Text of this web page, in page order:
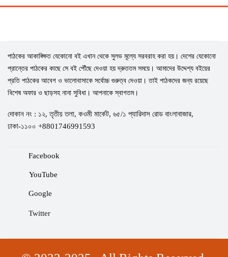
পাঠকের আকাঙ্ক্ষিত যেকোনো বই এখান থেকে সুলভ মূল্যে সরবরাহ করা হয়। দেশের যেকোনো
প্রান্তের পাঠকের কাছে সে বই পৌঁছে দেওয়া হয় দ্রুততম সময়ে। আমাদের উদ্দেশ্য বইয়ের
প্রতি পাঠকের আবেগ ও ভালোবাসাকে সর্বোচ্চ গুরুত্ব দেওয়া। তাই পাঠকদের জন্য রয়েছে
বিশেষ অফার ও ছাড়সহ নানা সুবিধা। আপনাকে স্বাগতম।
দোকান নং : ১২, তৃতীয় তলা, কওমী মার্কেট, ৬৫/১ প্যারিদাস রোড বাংলাবাজার,
ঢাকা-১১০০ +8801746991593
Facebook
YouTube
Google
Twitter